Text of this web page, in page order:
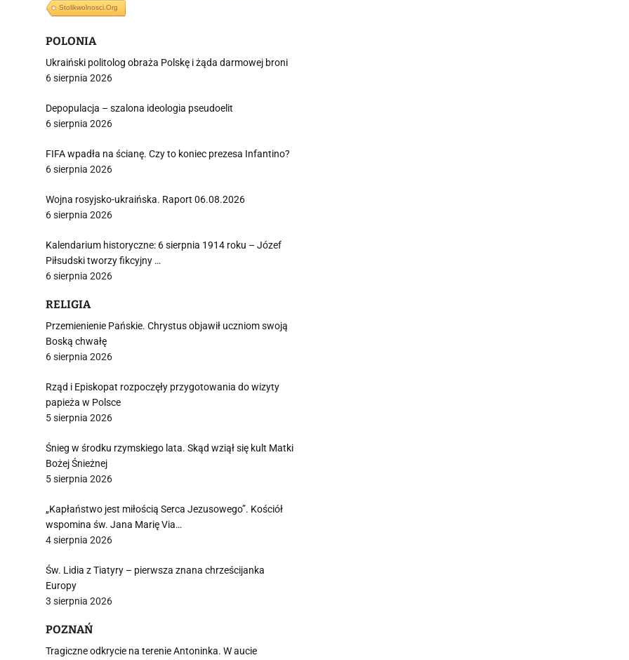
Stolikwolnosci.org
POLONIA
Ukraiński politolog obraża Polskę i żąda darmowej broni
6 sierpnia 2026
Depopulacja – szalona ideologia pseudoelit
6 sierpnia 2026
FIFA wpadła na ścianę. Czy to koniec prezesa Infantino?
6 sierpnia 2026
Wojna rosyjsko-ukraińska. Raport 06.08.2026
6 sierpnia 2026
Kalendarium historyczne: 6 sierpnia 1914 roku – Józef
Piłsudski tworzy fikcyjny …
6 sierpnia 2026
RELIGIA
Przemienienie Pańskie. Chrystus objawił uczniom swoją
Boską chwałę
6 sierpnia 2026
Rząd i Episkopat rozpoczęły przygotowania do wizyty
papieża w Polsce
5 sierpnia 2026
Śnieg w środku rzymskiego lata. Skąd wziął się kult Matki
Bożej Śnieżnej
5 sierpnia 2026
„Kapłaństwo jest miłością Serca Jezusowego”. Kościół
wspomina św. Jana Marię Via…
4 sierpnia 2026
Św. Lidia z Tiatyry – pierwsza znana chrześcijanka
Europy
3 sierpnia 2026
POZNAŃ
Tragiczne odkrycie na terenie Antoninka. W aucie